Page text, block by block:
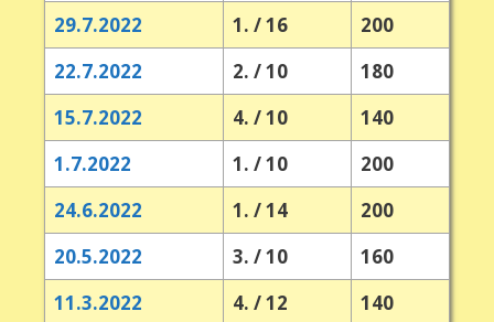
29.7.2022
1. / 16
200
22.7.2022
2. / 10
180
15.7.2022
4. / 10
140
1.7.2022
1. / 10
200
24.6.2022
1. / 14
200
20.5.2022
3. / 10
160
11.3.2022
4. / 12
140